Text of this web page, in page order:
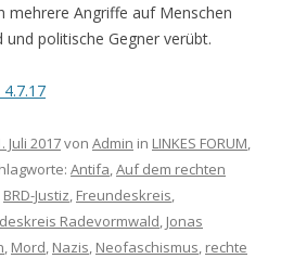
mehrere Angriffe auf Menschen
politische Gegner verübt.
Juli 2017von Admin in LINKES FORUM,
Antifa,Auf dem rechten
BRD-Justiz, Freundeskreis,
Radevormwald, Jonas
, Mord, Nazis, Neofaschismus, rechte